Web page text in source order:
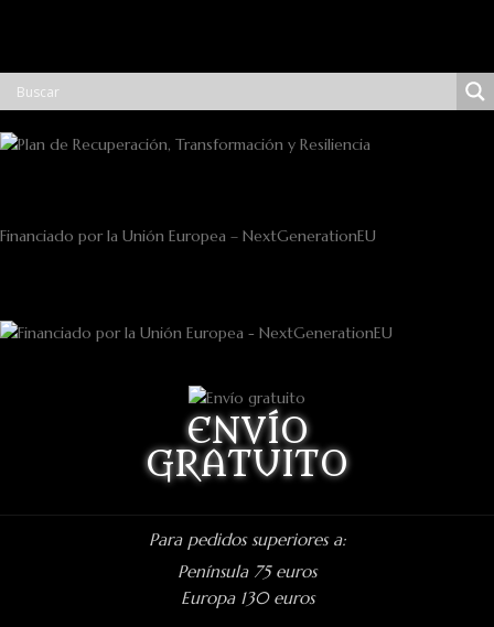
Financiado por la Unión Europea – NextGenerationEU
ENVÍO
GRATUITO
Para pedidos superiores a:
Península 75 euros
Europa 130 euros